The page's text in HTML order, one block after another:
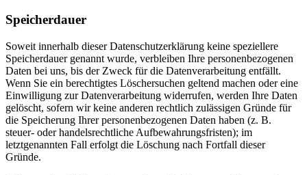
Speicherdauer
Soweit innerhalb dieser Datenschutzerklärung keine speziellere
Speicherdauer genannt wurde, verbleiben Ihre personenbezogenen
Daten bei uns, bis der Zweck für die Datenverarbeitung entfällt.
Wenn Sie ein berechtigtes Löschersuchen geltend machen oder eine
Einwilligung zur Datenverarbeitung widerrufen, werden Ihre Daten
gelöscht, sofern wir keine anderen rechtlich zulässigen Gründe für
die Speicherung Ihrer personenbezogenen Daten haben (z. B.
steuer- oder handelsrechtliche Aufbewahrungsfristen); im
letztgenannten Fall erfolgt die Löschung nach Fortfall dieser
Gründe.